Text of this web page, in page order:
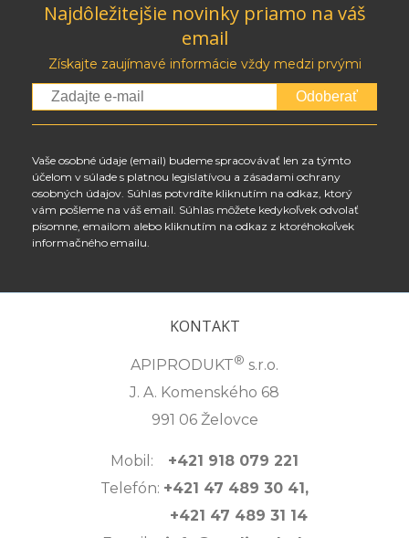
Najdôležitejšie novinky priamo na váš
email
Získajte zaujímavé informácie vždy medzi prvými
Odoberať
Vaše osobné údaje (email) budeme spracovávať len za týmto
účelom v súlade s platnou legislatívou a zásadami ochrany
osobných údajov. Súhlas potvrdíte kliknutím na odkaz, ktorý
vám pošleme na váš email. Súhlas môžete kedykoľvek odvolať
písomne, emailom alebo kliknutím na odkaz z ktoréhokoľvek
informačného emailu.
KONTAKT
APIPRODUKT® s.r.o.
J. A. Komenského 68
991 06 Želovce
Mobil: +421 918 079 221
Telefón: +421 47 489 30 41,
+421 47 489 31 14